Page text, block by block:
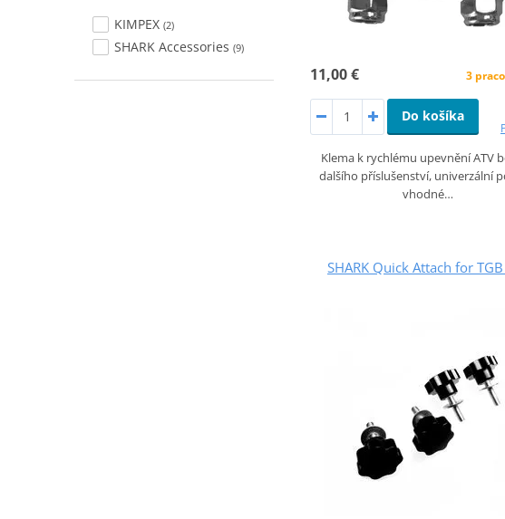
KIMPEX (2)
SHARK Accessories (9)
11,00 € 3
Do košíka
Klema k rychlému upevnění ATV
dalšího příslušenství, univerzální
vhodné…
SHARK Quick Attach for